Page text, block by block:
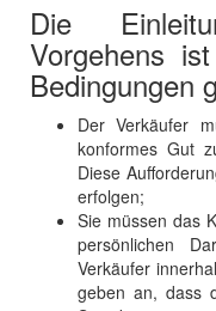
Die
Vorgehens
Bedingungen
Der Verkäufer
konformes Gut
Diese
erfolgen;
Sie müssen das
persönlichen
Verkäufer
geben an, dass